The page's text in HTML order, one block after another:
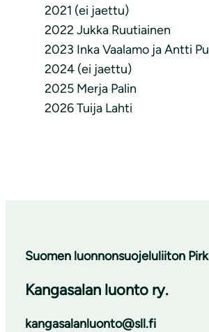
2021 (ei jaettu)
2022 Jukka Ruutiainen
2023 Inka Vaalamo ja Antti
2024 (ei jaettu)
2025 Merja Palin
2026 Tuija Lahti
Suomen luonnonsuojeluliiton
Kangasalan luonto ry.
kangasalanluonto@sll.fi